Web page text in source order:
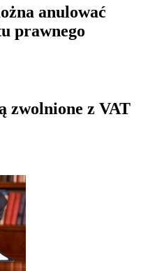
anulować
prawnego
zwolnione z VAT